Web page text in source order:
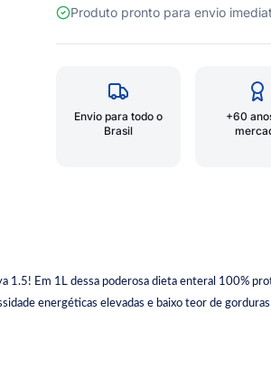
Produto pronto para envio
Envio para todo o
Brasil
+60
Em 1L dessa poderosa dieta enteral 100%
energéticas elevadas e baixo teor de